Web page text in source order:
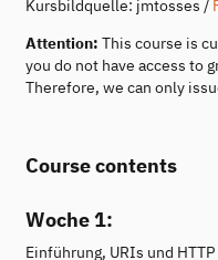
Kursbildquelle: jmtosses /
Attention: This course is
you do not have access to
Therefore, we can only
Course contents
Woche 1:
Einführung, URIs und HTTP